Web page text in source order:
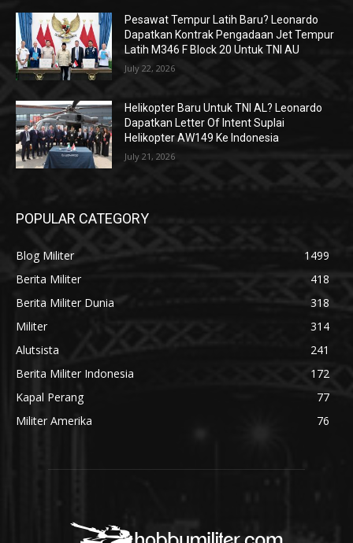
Pesawat Tempur Latih Baru? Leonardo
Dapatkan Kontrak Pengadaan Jet Tempur
Latih M346 F Block 20 Untuk TNI AU
July 22, 2026
Helikopter Baru Untuk TNI AL? Leonardo
Dapatkan Letter Of Intent Suplai
Helikopter AW149 Ke Indonesia
July 21, 2026
POPULAR CATEGORY
Blog Militer
1499
Berita Militer
418
Berita Militer Dunia
318
Militer
314
Alutsista
241
Berita Militer Indonesia
172
Kapal Perang
77
Militer Amerika
76